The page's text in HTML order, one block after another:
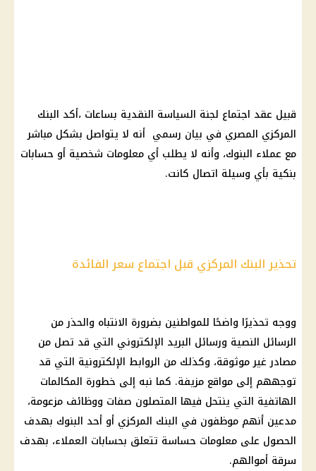
قبيل عقد اجتماع لجنة السياسة النقدية بساعات ،أكد البنك
المركزي المصري في بيان رسمي أنه لا يتواصل بشكل مباشر
مع عملاء البنوك، وأنه لا يطلب أي معلومات شخصية أو حسابات
بنكية بأي وسيلة اتصال كانت.
تحذير البنك المركزي قبل اجتماع سعر الفائدة
ووجه تحذيرًا واضحًا للمواطنين بضرورة الانتباه والحذر من
الرسائل النصية ورسائل البريد الإلكتروني التي قد تصل من
مصادر غير موثوقة، وكذلك من الروابط الإلكترونية التي قد
توجههم إلى مواقع مزيفة. كما نبه إلى خطورة المكالمات
الهاتفية التي ينتحل فيها المتصلون صفات ووظائف مزعومة،
مدعين أنهم موظفون في البنك المركزي أو أحد البنوك بهدف
الحصول على معلومات حساسة تتعلق بحسابات العملاء، بهدف
سرقة أموالهم.